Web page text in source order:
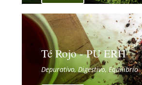
Té Rojo - PU ERH
Depurativo, Digestivo, Equilibrio